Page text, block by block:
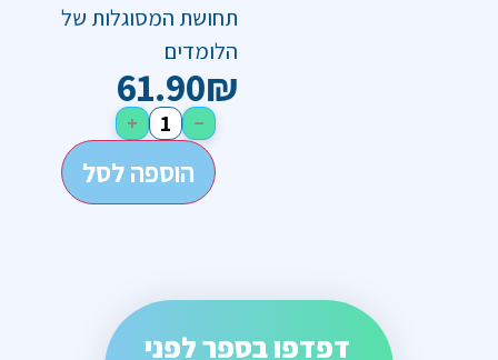
תחושת המסוגלות של
הלומדים
61.90₪
−
+
הוספה לסל
דפדפו בספר לפני